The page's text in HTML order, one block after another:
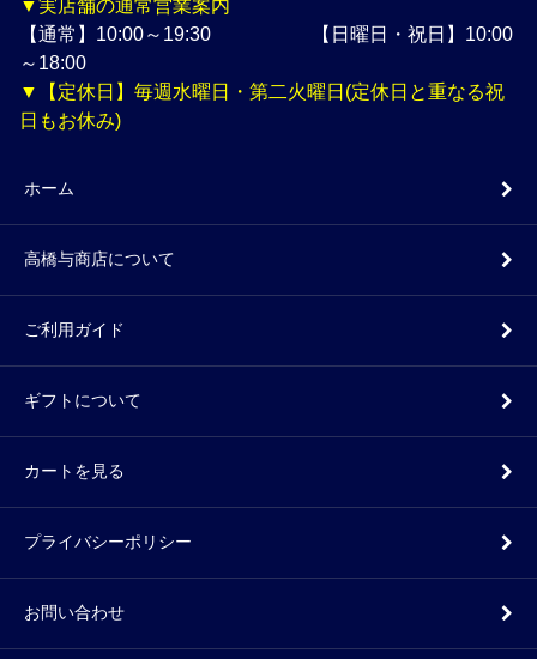
▼実店舗の通常営業案内
【通常】10:00～19:30 【日曜日・祝日】10:00
～18:00
▼【定休日】毎週水曜日・第二火曜日(定休日と重なる祝
日もお休み)
ホーム
高橋与商店について
ご利用ガイド
ギフトについて
カートを見る
プライバシーポリシー
お問い合わせ